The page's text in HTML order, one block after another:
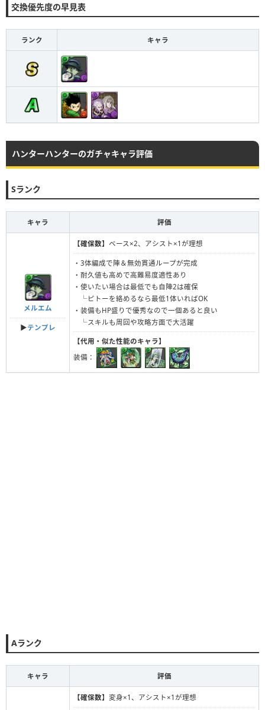
交換優先度の早見表
ランク キャラ
ハンターハンターのガチャキャラ評価
Sランク
キャラ 評価
メルエム
▶︎テンプレ
【確保数】 ベース×2、アシスト×1が理想
・3体編成で陣＆無効貫通ループが完成
・耐久値も高めで高難易度適性あり
・使いたい場合は最低でも自陣2は確保
└ピトーを絡めるなら最低1体いればOK
・装備もHP盛りで優秀なので一個あると良い
└スキルも周回や攻略方面で大活躍
【代用・似た性能のキャラ】
装備：
Aランク
キャラ 評価
【確保数】 変身×1、アシスト×1が理想